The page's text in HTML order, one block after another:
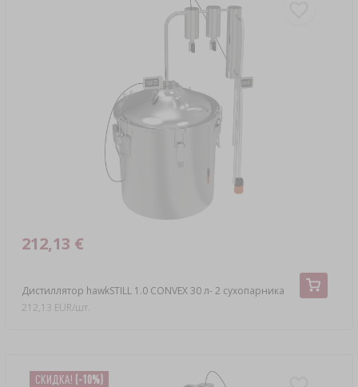
Дистиллятор hawkSTILL 1.0 CONVEX 30 л- 2 сухопарника
212,13 €
212,13 EUR/шт.
СКИДКA! (-10%)